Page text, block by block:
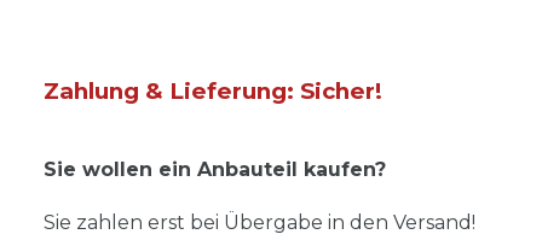
Zahlung & Lieferung: Sicher!
Sie wollen ein Anbauteil kaufen?
Sie zahlen erst bei Übergabe in den Versand!